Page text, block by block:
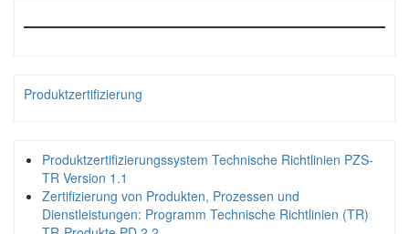
Produktzertifizierung
Produktzertifizierungssystem Technische Richtlinien PZS-
TR Version 1.1
Zertifizierung von Produkten, Prozessen und
Dienstleistungen: Programm Technische Richtlinien (TR)